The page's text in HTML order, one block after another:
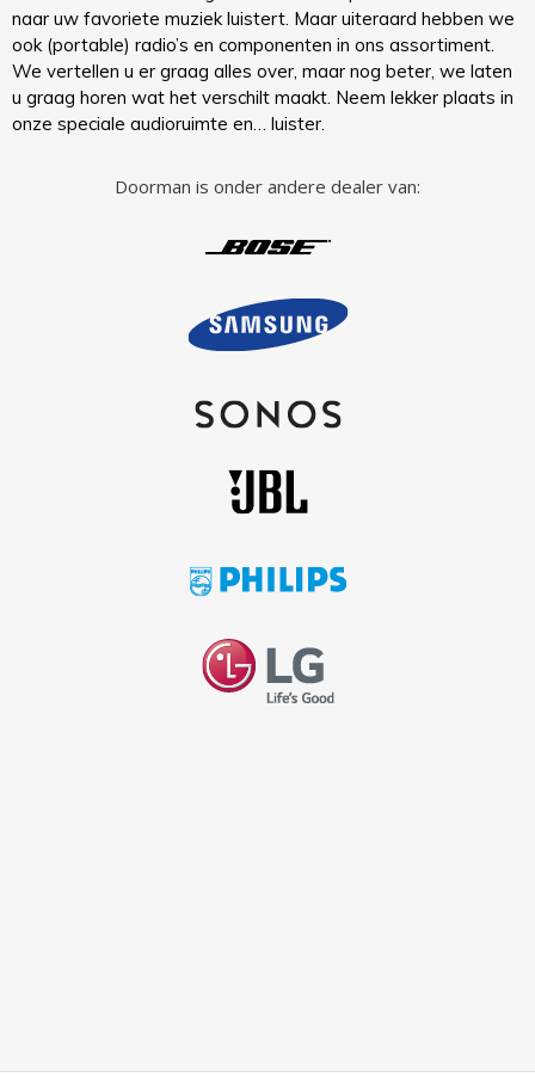
naar uw favoriete muziek luistert. Maar uiteraard hebben we
ook (portable) radio’s en componenten in ons assortiment.
We vertellen u er graag alles over, maar nog beter, we laten
u graag horen wat het verschilt maakt. Neem lekker plaats in
onze speciale audioruimte en… luister.
Doorman is onder andere dealer van: